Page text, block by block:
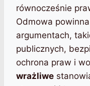
równocześnie
Odmowa
argumentach,
publicznych,
ochrona praw i
wrażliwe